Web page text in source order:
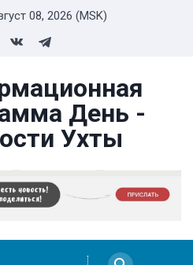
08, 2026 (MSK)
День -
Ухты